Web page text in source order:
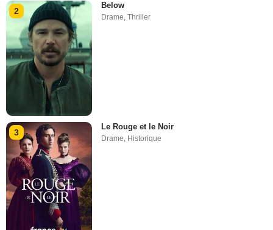
2
Below
Drame,Thriller
3
Le Rouge et le Noir
Drame Historique